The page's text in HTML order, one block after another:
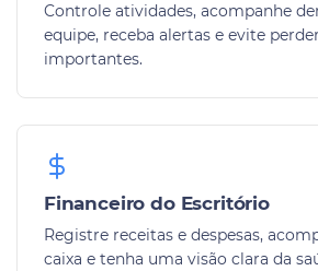
Controle atividades, acompanhe
equipe, receba alertas e evite
importantes.
Financeiro do Escritório
Registre receitas e despesas,
caixa e tenha uma visão clara da